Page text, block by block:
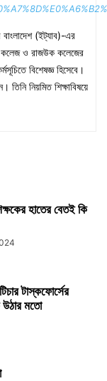
বাংলাদেশ (ইট্যাব)-এর
কলেজ ও রাজউক কলেজের
বিশেষজ্ঞ হিসেবে।
তিনি নিয়মিত শিক্ষাবিষয়ে
হাতের বেতই কি
টাস্কফোর্সের
মতো